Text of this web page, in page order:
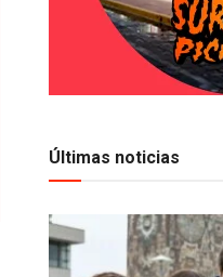
Últimas noticias